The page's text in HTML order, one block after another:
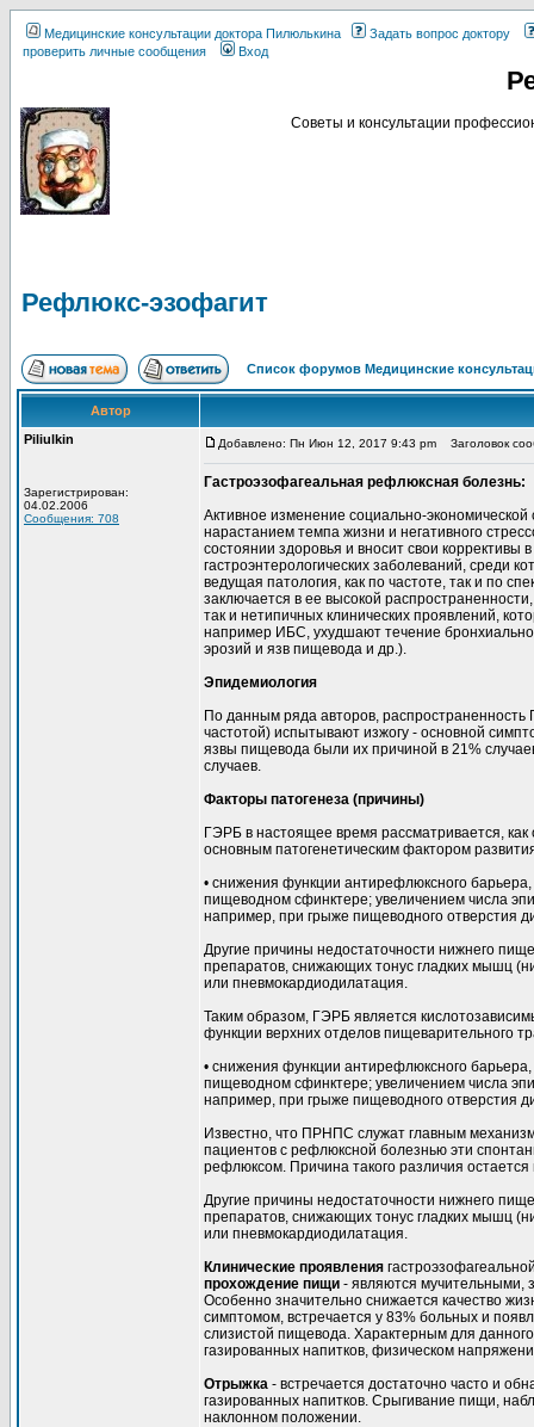
Медицинские консультации доктора Пилюлькина
Задать вопрос доктору
проверить личные сообщения
Вход
Советы и консультации
Рефлюкс-эзофагит
Список форумов Медицинские
Автор
Piliulkin
Зарегистрирован:
04.02.2006
Сообщения: 708
Добавлено: Пн Июн 12, 2017 9:43 pm Заголовок
Гастроэзофагеальная рефлюксная болезнь:
Активное изменение социально-
нарастанием темпа жизни и негативного
состоянии здоровья и вносит свои
гастроэнтерологических заболеваний, среди
ведущая патология, как по частоте, так и по
заключается в ее высокой
так и нетипичных клинических проявлений,
например ИБС, ухудшают течение
эрозий и язв пищевода и др.).
Эпидемиология
По данным ряда авторов, распространенность
частотой) испытывают изжогу - основной
язвы пищевода были их причиной в 21%
случаев.
Факторы патогенеза (причины)
ГЭРБ в настоящее время рассматривается, как
основным патогенетическим фактором
• снижения функции антирефлюксного
пищеводном сфинктере; увеличением числа
например, при грыже пищеводного отверстия
Другие причины недостаточности нижнего
препаратов, снижающих тонус гладких мышц
или пневмокардиодилатация.
Таким образом, ГЭРБ является
функции верхних отделов пищеварительного
• снижения функции антирефлюксного
пищеводном сфинктере; увеличением числа
например, при грыже пищеводного отверстия
Известно, что ПРНПС служат главным
пациентов с рефлюксной болезнью эти
рефлюксом. Причина такого различия остается
Другие причины недостаточности нижнего
препаратов, снижающих тонус гладких мышц
или пневмокардиодилатация.
Клинические проявления
прохождение пищи - являются мучительными,
Особенно значительно снижается качество
симптомом, встречается у 83% больных и
слизистой пищевода. Характерным для
газированных напитков, физическом
Отрыжка - встречается достаточно часто и
газированных напитков. Срыгивание пищи,
наклонном положении.